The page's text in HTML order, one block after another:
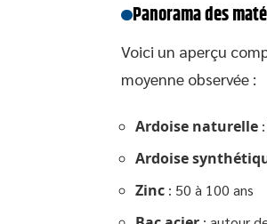
Panorama des
Voici un aperçu
moyenne observée :
Ardoise naturelle
Ardoise
Zinc : 50 à 100 ans